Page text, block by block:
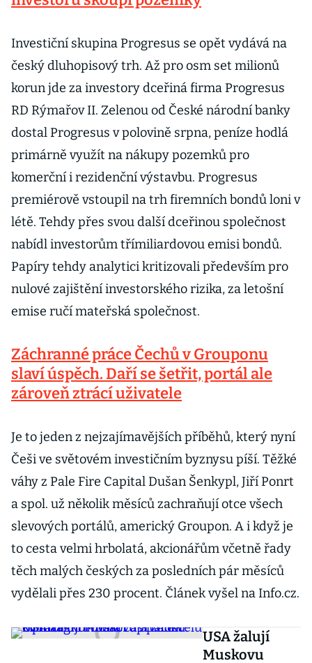
Investiční skupina Progresus se opět vydává na
český dluhopisový trh. Až pro osm set milionů
korun jde za investory dceřiná firma Progresus
RD Rýmařov II. Zelenou od České národní banky
dostal Progresus v polovině srpna, peníze hodlá
primárně využít na nákupy pozemků pro
komerční i rezidenční výstavbu. Progresus
premiérově vstoupil na trh firemních bondů loni v
létě. Tehdy přes svou další dceřinou společnost
nabídl investorům třímiliardovou emisi bondů.
Papíry tehdy analytici kritizovali především pro
nulové zajištění investorského rizika, za letošní
emise ručí mateřská společnost.
Záchranné práce Čechů v Grouponu
slaví úspěch. Daří se šetřit, portál ale
zároveň ztrácí uživatele
Je to jeden z nejzajímavějších příběhů, který nyní
Češi ve světovém investičním byznysu píší. Těžké
váhy z Pale Fire Capital Dušan Šenkypl, Jiří Ponrt
a spol. už několik měsíců zachraňují otce všech
slevových portálů, americký Groupon. A i když je
to cesta velmi hrbolatá, akcionářům včetně řady
těch malých českých za posledních pár měsíců
vydělali přes 230 procent. Článek vyšel na Info.cz.
USA žalují
Muskovu